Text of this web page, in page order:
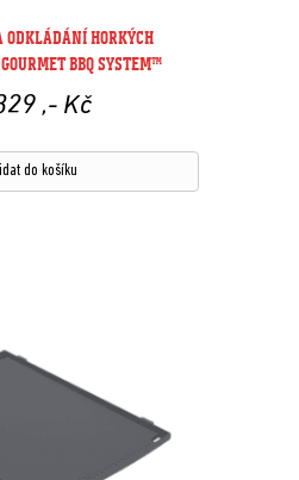
ODKLÁDÁNÍ HORKÝCH
BBQ SYSTEM™
,- Kč
do košíku